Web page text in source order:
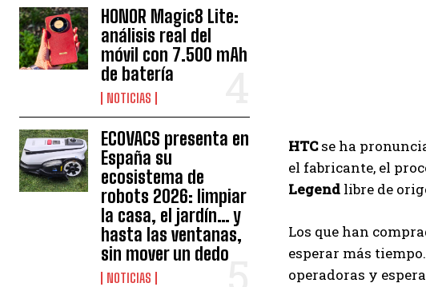
HONOR Magic8 Lite:
análisis real del
móvil con 7.500 mAh
de batería
NOTICIAS
ECOVACS presenta en
España su
ecosistema de
robots 2026: limpiar
la casa, el jardín… y
hasta las ventanas,
sin mover un dedo
NOTICIAS
HTCse ha
el fabricante, el
Legend libre de
Los que han
esperar más
operadoras y